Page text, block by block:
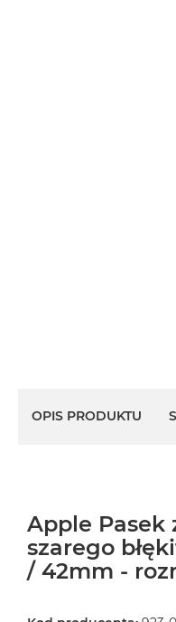
OPIS PRODUKTU
Apple Pasek
szarego
/ 42mm -